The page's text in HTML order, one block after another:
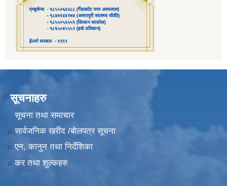
सूचनाहरु
सूचना तथा समाचार
सार्वजनिक खरीद /बोलपत्र सूचना
एन, कानुन तथा निर्देशिका
कर तथा शुल्कहरु